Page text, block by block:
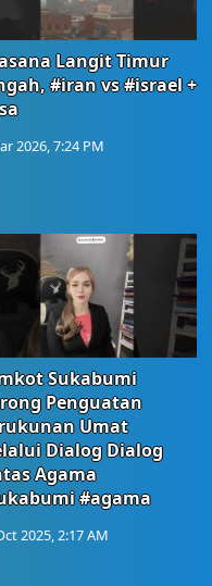
Langit Timur
#iran vs #israel +
2026, 7:24 PM
Sukabumi
Penguatan
Umat
Dialog Dialog
Agama
#agama
2025, 2:17 AM